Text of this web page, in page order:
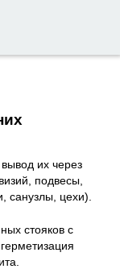
их через
подвесы,
санузлы, цехи).
стояков с